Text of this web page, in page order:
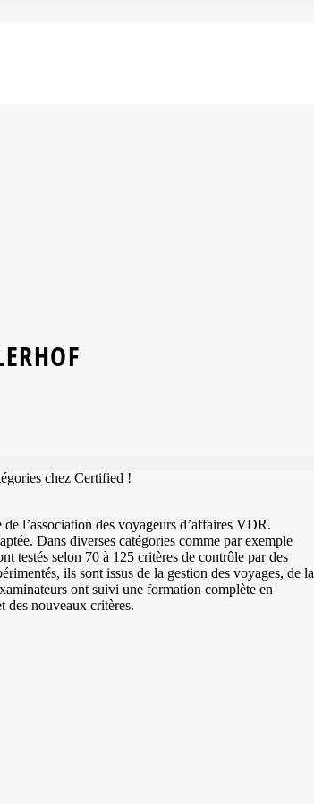
chez Certified !
l’association des voyageurs d’affaires VDR.
Dans diverses catégories comme par exemple
testés selon 70 à 125 critères de contrôle par des
ils sont issus de la gestion des voyages, de la
ont suivi une formation complète en
des nouveaux critères.